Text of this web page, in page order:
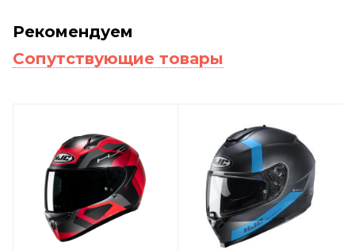
Рекомендуем
Сопутствующие товары